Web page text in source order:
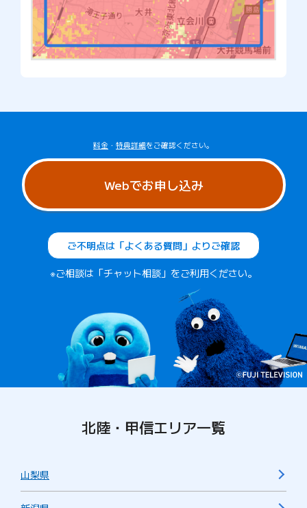
料金 ・ 特典詳細をご確認ください。
Webでお申し込み
ご不明点は「よくある質問」よりご確認
※ご相談は「チャット相談」をご利用ください。
北陸・甲信エリア一覧
山梨県